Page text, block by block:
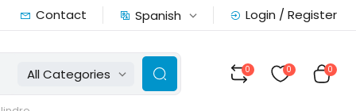
Contact Spanish Login / Register
All Categories 0 0 0